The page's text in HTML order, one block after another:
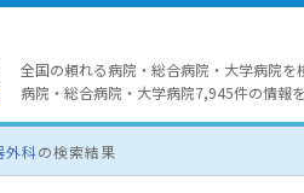
全国の頼れる病院・総合病院・大学病院を
病院・総合病院・大学病院7,945件の情報
外科の検索結果